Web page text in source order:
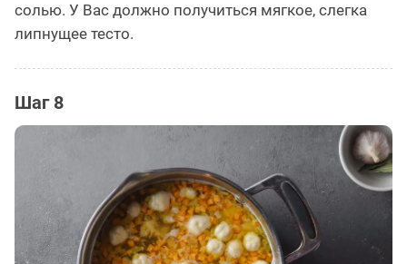
солью. У Вас должно получиться мягкое, слегка
липнущее тесто.
Шаг 8